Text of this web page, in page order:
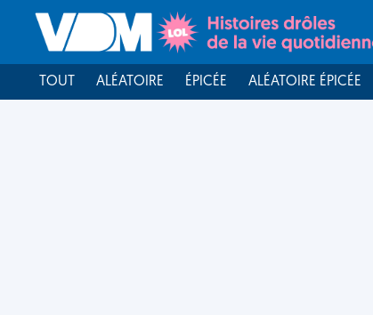
TOUT ALÉATOIRE ÉPICÉE ALÉATOIRE ÉPICÉE